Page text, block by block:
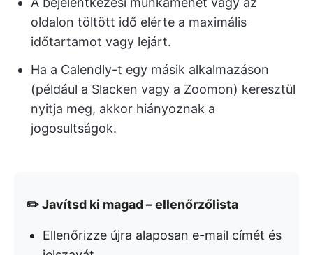
oldalon töltött idő elérte a maximális
időtartamot vagy lejárt.
Ha a Calendly-t egy másik alkalmazáson
(például a Slacken vagy a Zoomon) keresztül
nyitja meg, akkor hiányoznak a
jogosultságok.
✏️ Javítsd ki magad – ellenőrzőlista
Ellenőrizze újra alaposan e-mail címét és